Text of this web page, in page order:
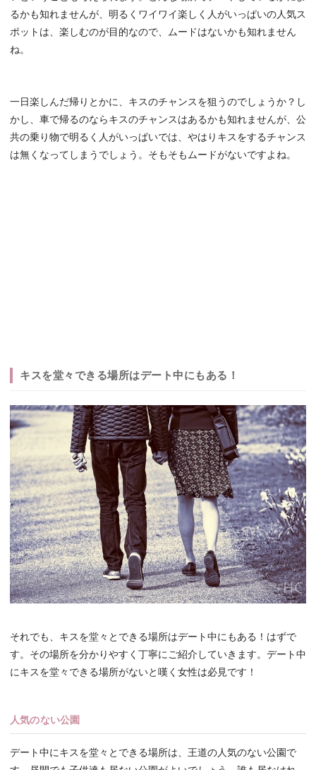
るかも知れませんが、明るくワイワイ楽しく人がいっぱいの人気ス
ポットは、楽しむのが目的なので、ムードはないかも知れません
ね。
一日楽しんだ帰りとかに、キスのチャンスを狙うのでしょうか？し
かし、車で帰るのならキスのチャンスはあるかも知れませんが、公
共の乗り物で明るく人がいっぱいでは、やはりキスをするチャンス
は無くなってしまうでしょう。そもそもムードがないですよね。
キスを堂々できる場所はデート中にもある！
それでも、キスを堂々とできる場所はデート中にもある！はずで
す。その場所を分かりやすく丁寧にご紹介していきます。デート中
にキスを堂々できる場所がないと嘆く女性は必見です！
人気のない公園
デート中にキスを堂々とできる場所は、王道の人気のない公園で